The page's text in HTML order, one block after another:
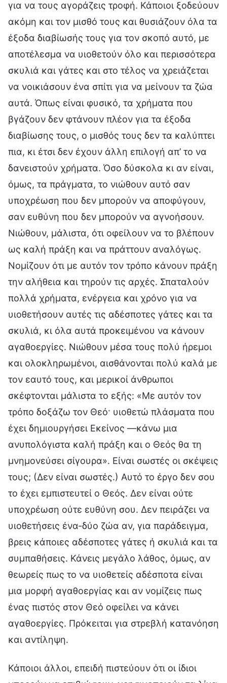
για να τους αγοράζεις τροφή. Κάποιοι ξοδεύουν
ακόμη και τον μισθό τους και θυσιάζουν όλα τα
έξοδα διαβίωσής τους για τον σκοπό αυτό, με
αποτέλεσμα να υιοθετούν όλο και περισσότερα
σκυλιά και γάτες και στο τέλος να χρειάζεται
να νοικιάσουν ένα σπίτι για να μείνουν τα ζώα
αυτά. Όπως είναι φυσικό, τα χρήματα που
βγάζουν δεν φτάνουν πλέον για τα έξοδα
διαβίωσης τους, ο μισθός τους δεν τα καλύπτει
πια, κι έτσι δεν έχουν άλλη επιλογή απ’ το να
δανειστούν χρήματα. Όσο δύσκολα κι αν είναι,
όμως, τα πράγματα, το νιώθουν αυτό σαν
υποχρέωση που δεν μπορούν να αποφύγουν,
σαν ευθύνη που δεν μπορούν να αγνοήσουν.
Νιώθουν, μάλιστα, ότι οφείλουν να το βλέπουν
ως καλή πράξη και να πράττουν αναλόγως.
Νομίζουν ότι με αυτόν τον τρόπο κάνουν πράξη
την αλήθεια και τηρούν τις αρχές. Σπαταλούν
πολλά χρήματα, ενέργεια και χρόνο για να
υιοθετήσουν αυτές τις αδέσποτες γάτες και τα
σκυλιά, κι όλα αυτά προκειμένου να κάνουν
αγαθοεργίες. Νιώθουν μέσα τους πολύ ήρεμοι
και ολοκληρωμένοι, αισθάνονται πολύ καλά με
τον εαυτό τους, και μερικοί άνθρωποι
σκέφτονται μάλιστα το εξής: «Με αυτόν τον
τρόπο δοξάζω τον Θεό· υιοθετώ πλάσματα που
έχει δημιουργήσει Εκείνος —κάνω μια
ανυπολόγιστα καλή πράξη και ο Θεός θα τη
μνημονεύσει σίγουρα». Είναι σωστές οι σκέψεις
τους; (Δεν είναι σωστές.) Αυτό το έργο δεν σου
το έχει εμπιστευτεί ο Θεός. Δεν είναι ούτε
υποχρέωση ούτε ευθύνη σου. Δεν πειράζει να
υιοθετήσεις ένα-δύο ζώα αν, για παράδειγμα,
βρεις κάποιες αδέσποτες γάτες ή σκυλιά και τα
συμπαθήσεις. Κάνεις μεγάλο λάθος, όμως, αν
θεωρείς πως το να υιοθετείς αδέσποτα είναι
μια μορφή αγαθοεργίας και αν νομίζεις πως
ένας πιστός στον Θεό οφείλει να κάνει
αγαθοεργίες. Πρόκειται για στρεβλή κατανόηση
και αντίληψη.
Κάποιοι άλλοι, επειδή πιστεύουν ότι οι ίδιοι